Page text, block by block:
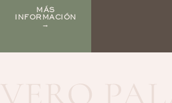
MÁS
INFORMACIÓN
→